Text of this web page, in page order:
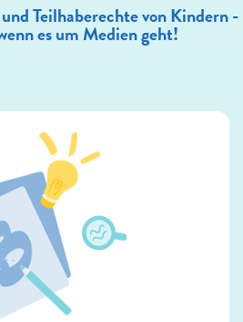
Teilhaberechte von Kindern -
es um Medien geht!